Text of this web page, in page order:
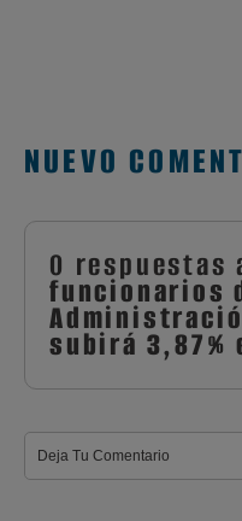
NUEVO
0 respuestas
funcionarios
subirá 3,87%